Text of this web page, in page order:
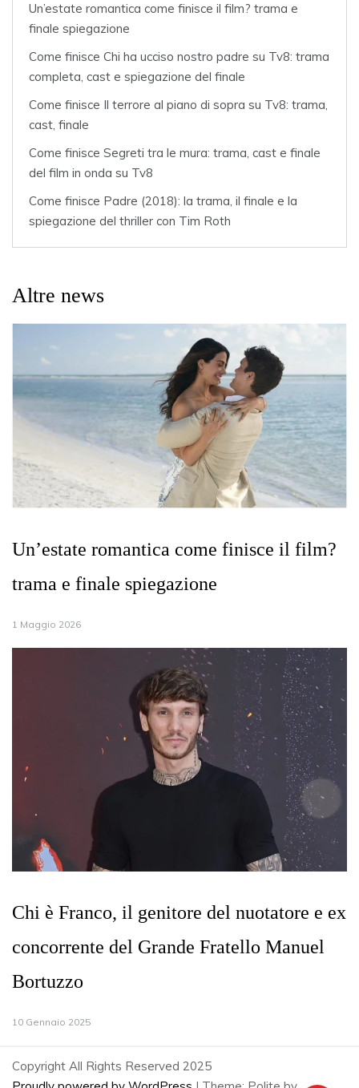
Un’estate romantica come finisce il film? trama e
finale spiegazione
Come finisce Chi ha ucciso nostro padre su Tv8: trama
completa, cast e spiegazione del finale
Come finisce Il terrore al piano di sopra su Tv8: trama,
cast, finale
Come finisce Segreti tra le mura: trama, cast e finale
del film in onda su Tv8
Come finisce Padre (2018): la trama, il finale e la
spiegazione del thriller con Tim Roth
Altre news
Un’estate romantica come finisce il film?
trama e finale spiegazione
1 Maggio 2026
Chi è Franco, il genitore del nuotatore e ex
concorrente del Grande Fratello Manuel
Bortuzzo
10 Gennaio 2025
Copyright All Rights Reserved 2025